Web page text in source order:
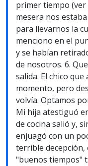
primer tiempo
mesera nos
para llevarnos la
menciono en el
y se habían
de nosotros. 6.
salida. El chico
momento, pero
volvía. Optamos
Mi hija atestiguó
de cocina salió y,
enjuagó con un
terrible decepción,
"buenos tiempos"